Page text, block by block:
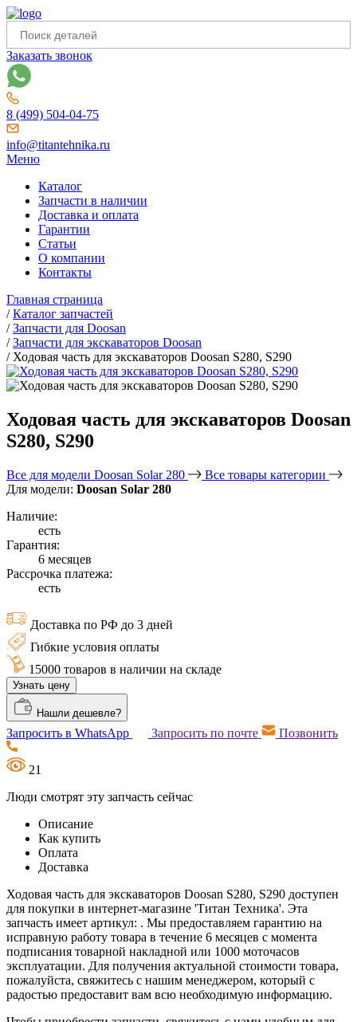
Заказать звонок
8 (499) 504-04-75
info@titantehnika.ru
Меню
Каталог
Запчасти в наличии
Доставка и оплата
Гарантии
Статьи
О компании
Контакты
Главная страница
/Каталог запчастей
/Запчасти для Doosan
/Запчасти для экскаваторов Doosan
/ Ходовая часть для экскаваторов Doosan S280, S290
Ходовая часть для экскаваторов Doosan
S280, S290
Все для модели Doosan Solar 280
Все товары категории
Для модели: Doosan Solar 280
Наличие:
есть
Гарантия:
6 месяцев
Рассрочка платежа:
есть
Доставка по РФ до 3 дней
Гибкие условия оплаты
15000 товаров в наличии на складе
Узнать цену
Нашли дешевле?
Запросить в WhatsApp Запросить по почте Позвонить
21
Люди смотрят эту запчасть сейчас
Описание
Как купить
Оплата
Доставка
Ходовая часть для экскаваторов Doosan S280, S290 доступен
для покупки в интернет-магазине 'Титан Техника'. Эта
запчасть имеет артикул: . Мы предоставляем гарантию на
исправную работу товара в течение 6 месяцев с момента
подписания товарной накладной или 1000 моточасов
эксплуатации. Для получения актуальной стоимости товара,
пожалуйста, свяжитесь с нашим менеджером, который с
радостью предоставит вам всю необходимую информацию.